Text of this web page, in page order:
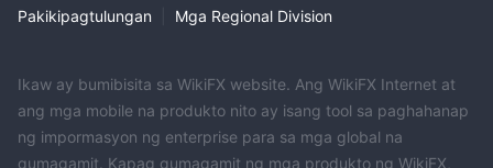
Pakikipagtulungan Mga Regional Division
Ikaw ay bumibisita sa WikiFX website. Ang WikiFX Internet at
ang mga mobile na produkto nito ay isang tool sa paghahanap
ng impormasyon ng enterprise para sa mga global na
gumagamit. Kapag gumagamit ng mga produkto ng WikiFX,